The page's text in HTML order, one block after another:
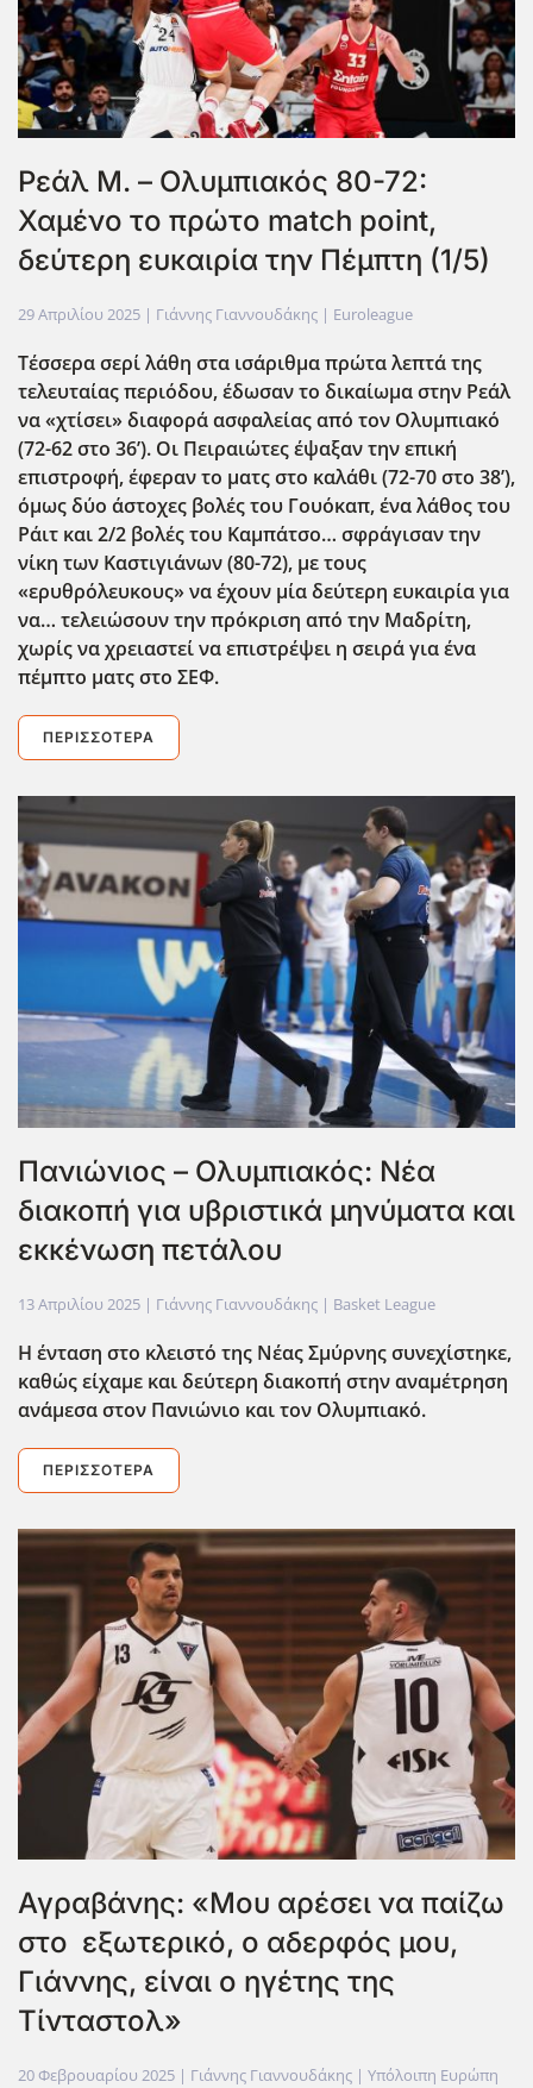
Ρεάλ Μ. – Ολυμπιακός 80-72:
Χαμένο το πρώτο match point,
δεύτερη ευκαιρία την Πέμπτη (1/5)
29 Απριλίου 2025 | Γιάννης Γιαννουδάκης | Euroleague
Τέσσερα σερί λάθη στα ισάριθμα πρώτα λεπτά της
τελευταίας περιόδου, έδωσαν το δικαίωμα στην Ρεάλ
να «χτίσει» διαφορά ασφαλείας από τον Ολυμπιακό
(72-62 στο 36’). Οι Πειραιώτες έψαξαν την επική
επιστροφή, έφεραν το ματς στο καλάθι (72-70 στο 38’),
όμως δύο άστοχες βολές του Γουόκαπ, ένα λάθος του
Ράιτ και 2/2 βολές του Καμπάτσο… σφράγισαν την
νίκη των Καστιγιάνων (80-72), με τους
«ερυθρόλευκους» να έχουν μία δεύτερη ευκαιρία για
να… τελειώσουν την πρόκριση από την Μαδρίτη,
χωρίς να χρειαστεί να επιστρέψει η σειρά για ένα
πέμπτο ματς στο ΣΕΦ.
ΠΕΡΙΣΣΌΤΕΡΑ
Πανιώνιος – Ολυμπιακός: Νέα
διακοπή για υβριστικά μηνύματα και
εκκένωση πετάλου
13 Απριλίου 2025 | Γιάννης Γιαννουδάκης | Basket League
Η ένταση στο κλειστό της Νέας Σμύρνης συνεχίστηκε,
καθώς είχαμε και δεύτερη διακοπή στην αναμέτρηση
ανάμεσα στον Πανιώνιο και τον Ολυμπιακό.
ΠΕΡΙΣΣΌΤΕΡΑ
Αγραβάνης: «Μου αρέσει να παίζω
στο εξωτερικό, ο αδερφός μου,
Γιάννης, είναι ο ηγέτης της
Τίνταστολ»
20 Φεβρουαρίου 2025 | Γιάννης Γιαννουδάκης | Υπόλοιπη Ευρώπη